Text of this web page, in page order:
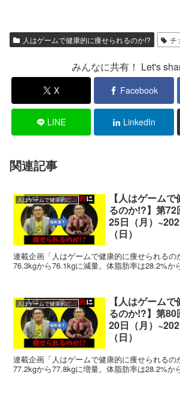
人はゲームで健康的に痩せられるのか!? チ
みんなに共有！ Let's
X Facebook
LINE LinkedIn
関連記事
人はゲームで健康的に痩せられるのか!?
【人はゲーム
るのか!?】第72
25日（月）
（日）
連載企画「人はゲームで健康的に痩せられるの
76.3kgから76.1kgに減量。体脂肪率は28.2%か
人はゲームで健康的に痩せられるのか!?
【人はゲーム
るのか!?】第80
20日（月）
（日）
連載企画「人はゲームで健康的に痩せられるの
77.2kgから77.8kgに増量。体脂肪率は28.2%か